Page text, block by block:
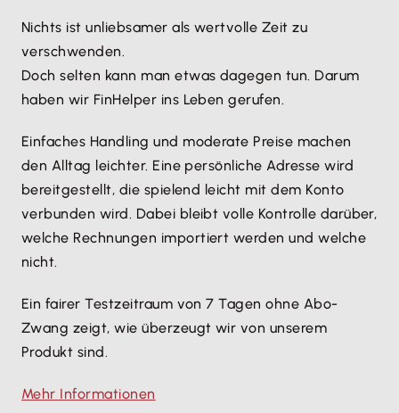
jederzeit zur Verfügung.
Nichts ist unliebsamer als wertvolle Zeit zu
verschwenden.
Doch selten kann man etwas dagegen tun. Darum
haben wir FinHelper ins Leben gerufen.
Einfaches Handling und moderate Preise machen
den Alltag leichter. Eine persönliche Adresse wird
bereitgestellt, die spielend leicht mit dem Konto
verbunden wird. Dabei bleibt volle Kontrolle darüber,
welche Rechnungen importiert werden und welche
nicht.
Ein fairer Testzeitraum von 7 Tagen ohne Abo-
Zwang zeigt, wie überzeugt wir von unserem
Produkt sind.
Mehr Informationen